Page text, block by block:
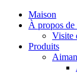
Maison
À propos de
Visite
Produits